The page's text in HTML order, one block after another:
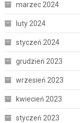
marzec 2024
luty 2024
styczeń 2024
grudzień 2023
wrzesień 2023
kwiecień 2023
styczeń 2023